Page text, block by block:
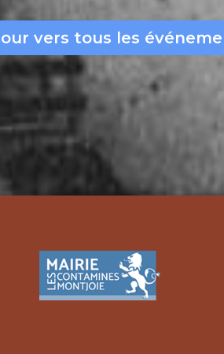
vers tous les